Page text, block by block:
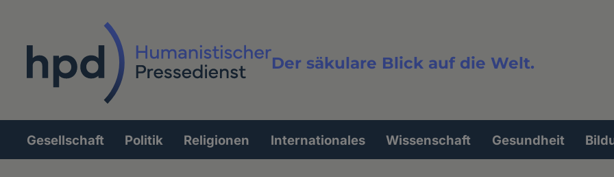
Der säkulare Blick auf die Welt.
Volltextsuche
Hauptnavigation
Gesellschaft Politik Religionen Internationales Wissenschaft Gesundheit